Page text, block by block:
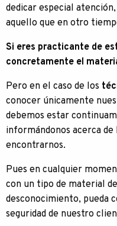
dedicar especial
aquello que en otro
Si eres practicante de
concretamente el
Pero en el caso de los
conocer únicamente
debemos estar
informándonos acerca
encontrarnos.
Pues en cualquier
con un tipo de material
desconocimiento, pueda
seguridad de nuestro